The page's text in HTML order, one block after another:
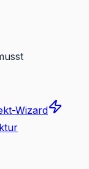
Wizard